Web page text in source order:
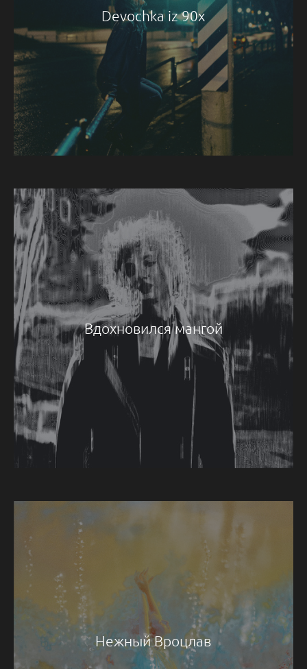
Devochka iz 90x
Вдохновился мангой
Нежный Вроцлав